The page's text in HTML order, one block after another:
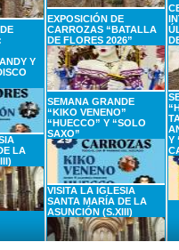
Y
LA
EXPOSICIÓN DE
CARROZAS “BATALLA
DE FLORES 2026”
SEMANA GRANDE
“KIKO VENENO”
“HUECCO” Y “SOLO
SAXO”
VISITA LA IGLESIA
SANTA MARÍA DE LA
ASUNCIÓN (S.XIII)
Y